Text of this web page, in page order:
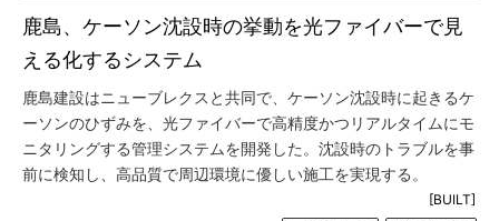
鹿島、ケーソン沈設時の挙動を光ファイバーで見
える化するシステム
鹿島建設はニューブレクスと共同で、ケーソン沈設時に起きるケ
ーソンのひずみを、光ファイバーで高精度かつリアルタイムにモ
ニタリングする管理システムを開発した。沈設時のトラブルを事
前に検知し、高品質で周辺環境に優しい施工を実現する。
[BUILT]